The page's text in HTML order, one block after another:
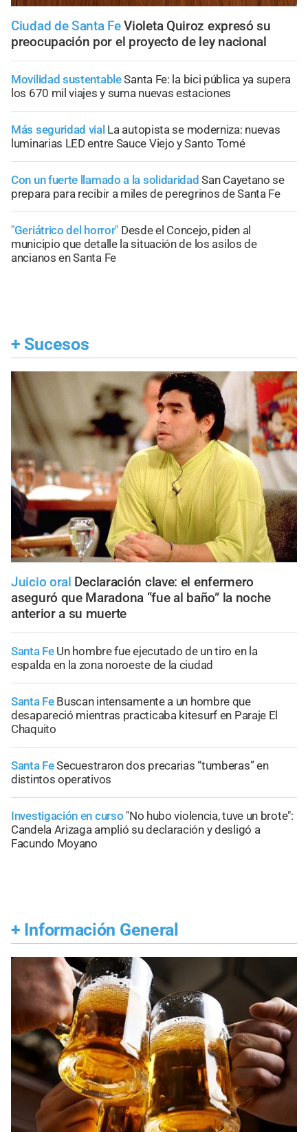
Ciudad de Santa Fe Violeta Quiroz expresó su
preocupación por el proyecto de ley nacional
Movilidad sustentableSanta Fe: la bici pública ya supera
los 670 mil viajes y suma nuevas estaciones
Más seguridad vial La autopista se moderniza: nuevas
luminarias LED entre Sauce Viejo y Santo Tomé
Con un fuerte llamado a la solidaridad San Cayetano se
prepara para recibir a miles de peregrinos de Santa Fe
"Geriátrico del horror" Desde el Concejo, piden al
municipio que detalle la situación de los asilos de
ancianos en Santa Fe
+ Sucesos
Juicio oral Declaración clave: el enfermero
aseguró que Maradona “fue al baño” la noche
anterior a su muerte
Santa Fe Un hombre fue ejecutado de un tiro en la
espalda en la zona noroeste de la ciudad
Santa Fe Buscan intensamente a un hombre que
desapareció mientras practicaba kitesurf en Paraje El
Chaquito
Santa FeSecuestraron dos precarias “tumberas” en
distintos operativos
Investigación en curso "No hubo violencia, tuve un brote":
Candela Arizaga amplió su declaración y desligó a
Facundo Moyano
+ Información General